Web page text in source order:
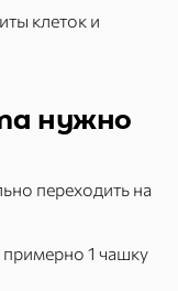
клеток и
нужно
переходить на
1 чашку